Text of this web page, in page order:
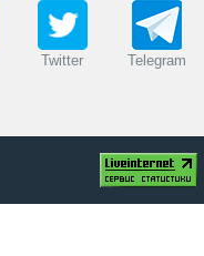
Twitter Telegram